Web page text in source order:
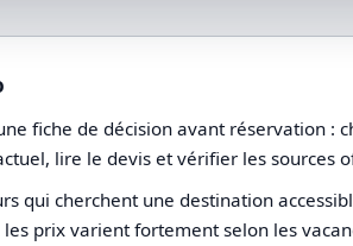
fiche de décision avant réservation :
lire le devis et vérifier les sources
qui cherchent une destination
prix varient fortement selon les